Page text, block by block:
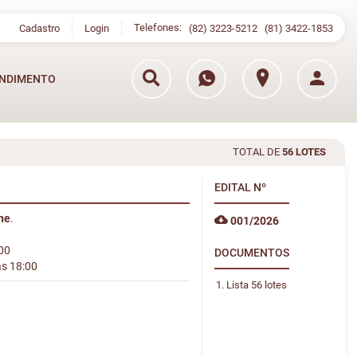
Cadastro Login Telefones: (82) 3223-5212 (81) 3422-1853
TOTAL DE 56 LOTES
.
18:00
EDITAL Nº
001/2026
DOCUMENTOS
Lista 56 lotes